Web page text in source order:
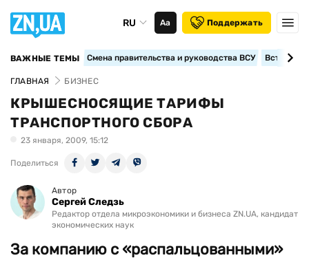
RU Аа Поддержать
ВАЖНЫЕ ТЕМЫ Смена правительства и руководства ВСУ
ГЛАВНАЯ БИЗНЕС
КРЫШЕСНОСЯЩИЕ ТАРИФЫ
ТРАНСПОРТНОГО СБОРА
23 января, 2009, 15:12
Поделиться
Автор
Сергей Следзь
Редактор отдела микроэкономики и бизнеса ZN.UA, кандидат
экономических наук
За компанию с «распальцованными»